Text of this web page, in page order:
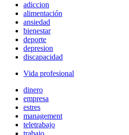
adiccion
alimentación
ansiedad
bienestar
deporte
depresion
discapacidad
Vida profesional
dinero
empresa
estres
management
teletrabajo
trabajo